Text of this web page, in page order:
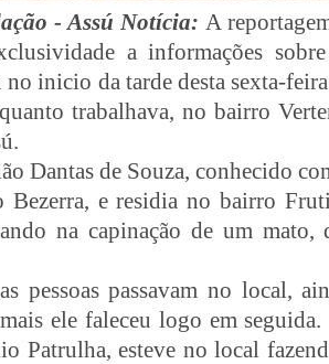
- Assú Notícia: A
a informações
no inicio da tarde desta sexta-
trabalhava, no bairro
Dantas de Souza, conhecido
Bezerra, e residia no bairro
na capinação de um
pessoas passavam no local,
ele faleceu logo em
Patrulha, esteve no local